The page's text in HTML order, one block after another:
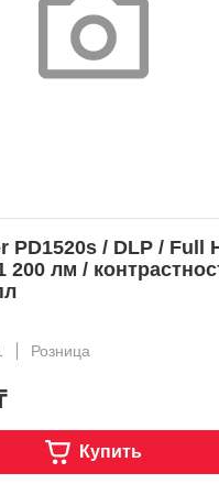
PD1520s / DLP / Full
200 лм /
Розница
Купить